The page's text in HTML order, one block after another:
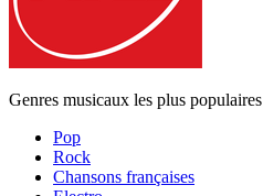
Genres musicaux les plus populaires
Pop
Rock
Chansons françaises